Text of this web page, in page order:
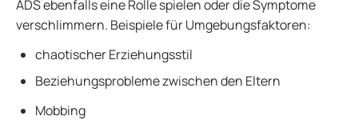
ADS ebenfalls eine Rolle spielen oder die Symptome
verschlimmern. Beispiele für Umgebungsfaktoren:
chaotischer Erziehungsstil
Beziehungsprobleme zwischen den Eltern
Mobbing